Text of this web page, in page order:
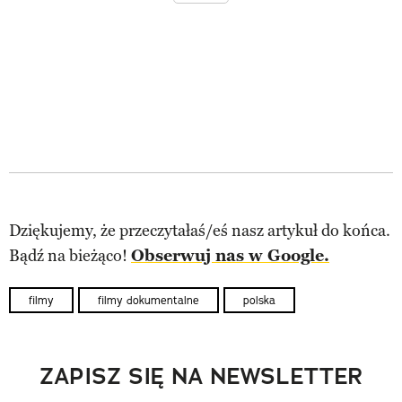
Dziękujemy, że przeczytałaś/eś nasz artykuł do końca.
Bądź na bieżąco! Obserwuj nas w Google.
filmy filmy dokumentalne polska
ZAPISZ SIĘ NA NEWSLETTER